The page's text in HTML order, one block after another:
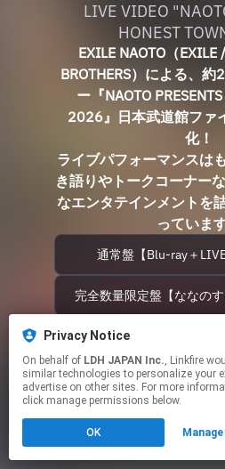
Privacy Notice
On behalf of LDH JAPAN Inc., Linkfire would like to use cookies and
similar technologies to personalize your
advertise on other sites. For more
click manage permissions below.
OK
LIVE VIDEO
HONEST
EXILE NAOTO（EXILE
BROTHERS）による、
ー『NAOTO
2026』日本武道館ファ
化！
ライブパフォーマンスは
き語りやトークコーナー
なエンタテインメントを
っています
通常盤【Blu-ray＋
完全数量限定盤【ななのす
This page may
Click here to manage